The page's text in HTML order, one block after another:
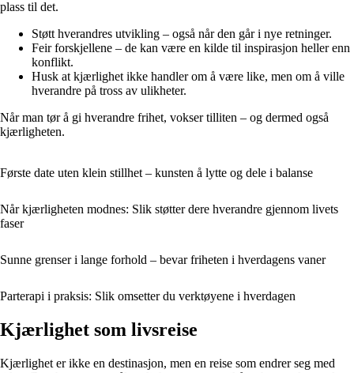
plass til det.
Støtt hverandres utvikling – også når den går i nye retninger.
Feir forskjellene – de kan være en kilde til inspirasjon heller enn
konflikt.
Husk at kjærlighet ikke handler om å være like, men om å ville
hverandre på tross av ulikheter.
Når man tør å gi hverandre frihet, vokser tilliten – og dermed også
kjærligheten.
Første date uten klein stillhet – kunsten å lytte og dele i balanse
Når kjærligheten modnes: Slik støtter dere hverandre gjennom livets
faser
Sunne grenser i lange forhold – bevar friheten i hverdagens vaner
Parterapi i praksis: Slik omsetter du verktøyene i hverdagen
Kjærlighet som livsreise
Kjærlighet er ikke en destinasjon, men en reise som endrer seg med